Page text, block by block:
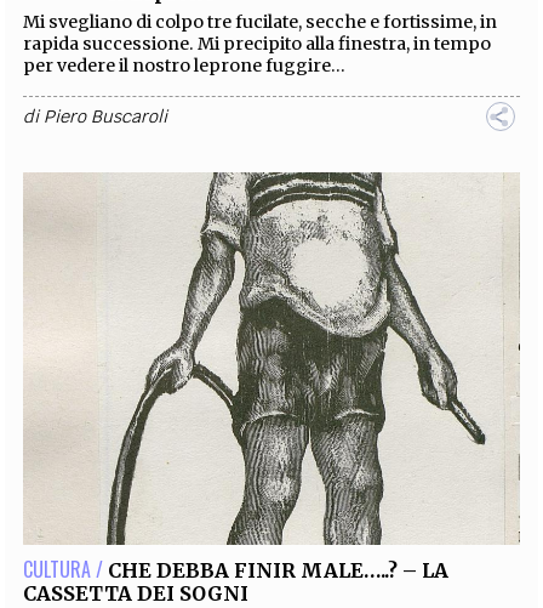
Mi svegliano di colpo tre fucilate, secche e fortissime, in
rapida successione. Mi precipito alla finestra, in tempo
per vedere il nostro leprone fuggire...
diPiero Buscaroli
CULTURA / CHE DEBBA FINIR MALE…..? – LA
CASSETTA DEI SOGNI